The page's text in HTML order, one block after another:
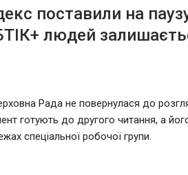
поставили на
людей
Рада не повернулася до
готують до другого читання, а
спеціальної робочої групи.